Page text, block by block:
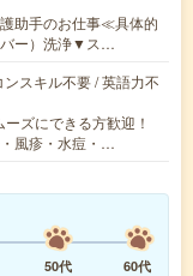
助手のお仕事≪具体的
ー）洗浄▼ス…
スキル不要 / 英語力不
ズにできる方歓迎！
風疹・水痘・…
50代
60代